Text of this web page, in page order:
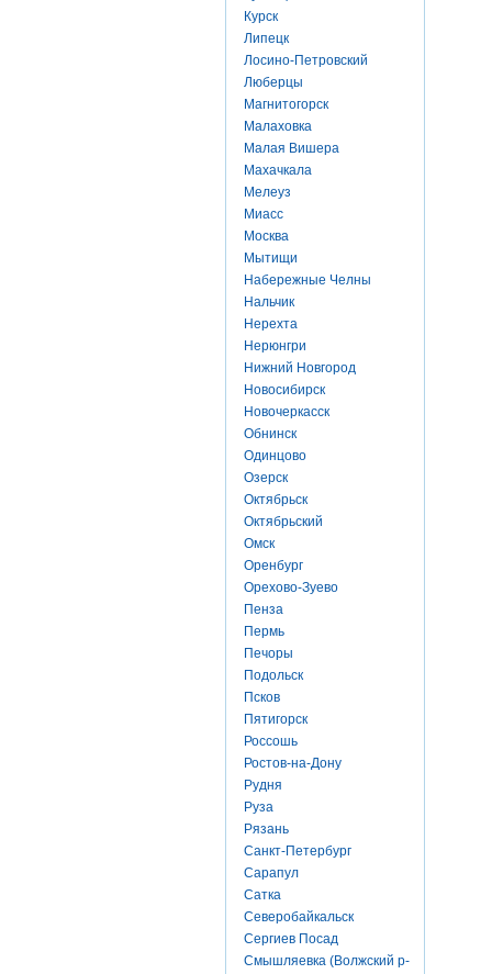
Курск
Липецк
Лосино-Петровский
Люберцы
Магнитогорск
Малаховка
Малая Вишера
Махачкала
Мелеуз
Миасс
Москва
Мытищи
Набережные Челны
Нальчик
Нерехта
Нерюнгри
Нижний Новгород
Новосибирск
Новочеркасск
Обнинск
Одинцово
Озерск
Октябрьск
Октябрьский
Омск
Оренбург
Орехово-Зуево
Пенза
Пермь
Печоры
Подольск
Псков
Пятигорск
Россошь
Ростов-на-Дону
Рудня
Руза
Рязань
Санкт-Петербург
Сарапул
Сатка
Северобайкальск
Сергиев Посад
Смышляевка (Волжский р-